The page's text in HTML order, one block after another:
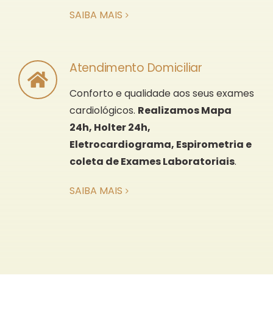
SAIBA MAIS
Atendimento Domiciliar
Conforto e qualidade aos seus exames
cardiológicos. Realizamos Mapa
24h, Holter 24h,
Eletrocardiograma, Espirometria e
coleta de Exames Laboratoriais.
SAIBA MAIS